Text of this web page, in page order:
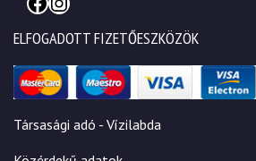
ELFOGADOTT FIZETŐESZKÖZÖK
Társasági adó - Vízilabda